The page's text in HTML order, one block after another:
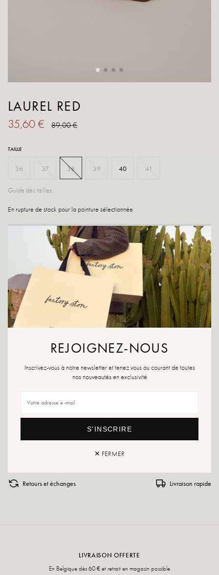
LAUREL RED
35,60 € 89,00 €
TAILLE
36 37 38 39 40 41
Guide des tailles
En rupture de stock pour la pointure sélectionnée
CRÉER UNE ALERTE
AJOUTER À LA WISHLIST
Jouez la carte de l'originalité avec Laurel ! On note son confortable
talon carré de 6,5 cm qui la rend des plus faciles à porter.
Couleurs : Rouge
Semelle intérieure : cuir
Semelle extérieure : matière synthétique
Hauteur du talon : 6,5 cm
Bout de la chaussure : carré
Conseils pointure : Si vous êtes entre deux pointures, choisissez la pointure au-
Conseils entretien : Nous vous conseillons d'imperméabiliser vos chaussures
Retours et échanges Livraison rapide
LIVRAISON OFFERTE
En Belgique dès 60 € et retrait en magasin possible
REJOIGNEZ-NOUS
Inscrivez-vous à notre newsletter et tenez vous au courant de toutes
nos nouveautés en exclusivité
S'INSCRIRE
✕ FERMER